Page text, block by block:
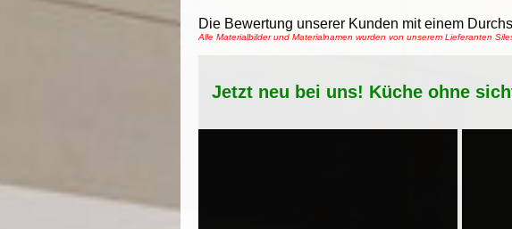
Die Bewertung unserer Kunden mit einem
Alle Materialbilder und Materialnamen wurden von unserem Lieferanten
Jetzt neu bei uns! Küche ohne